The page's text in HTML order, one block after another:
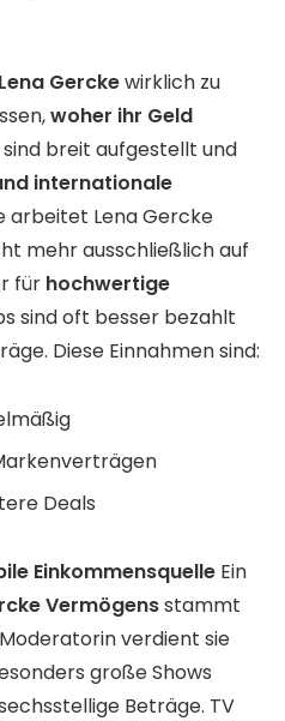
Gerckewirklich zu
woher ihr Geld
sind breit aufgestellt und
internationale
arbeitet Lena Gercke
mehr ausschließlich auf
für hochwertige
sind oft besser bezahlt
Diese Einnahmen sind:
Deals
Einkommensquelle Ein
Vermögensstammt
verdient sie
große Shows
Beträge. TV